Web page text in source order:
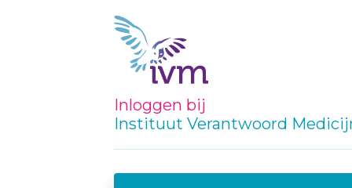
Inloggen bij
Instituut Verantwoord